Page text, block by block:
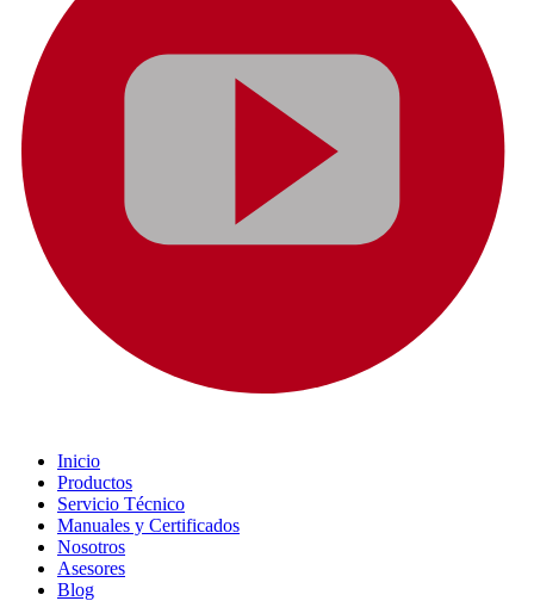
Inicio
Productos
Servicio Técnico
Manuales y Certificados
Nosotros
Asesores
Blog